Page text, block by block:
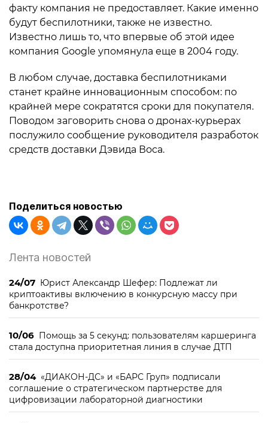
факту компания не предоставляет. Какие именно
будут беспилотники, также не известно.
Известно лишь то, что впервые об этой идее
компания Google упомянула еще в 2004 году.
В любом случае, доставка беспилотниками
станет крайне инновационным способом: по
крайней мере сократятся сроки для покупателя.
Поводом заговорить снова о дронах-курьерах
послужило сообщение руководителя разработок
средств доставки Дэвида Воса.
Поделиться новостью
Лента новостей
24/07 Юрист Александр Шефер: Подлежат ли
криптоактивы включению в конкурсную массу при
банкротстве?
10/06 Помощь за 5 секунд: пользователям каршеринга
стала доступна приоритетная линия в случае ДТП
28/04 «ДИАКОН-ДС» и «БАРС Груп» подписали
соглашение о стратегическом партнерстве для
цифровизации лабораторной диагностики